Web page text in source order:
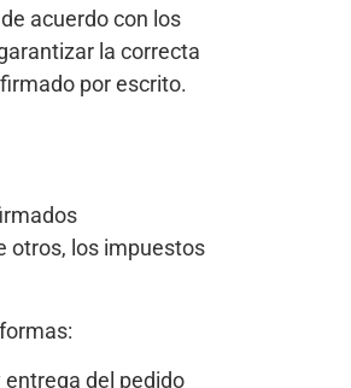
acuerdo con los
la correcta
por escrito.
otros, los impuestos
del pedido